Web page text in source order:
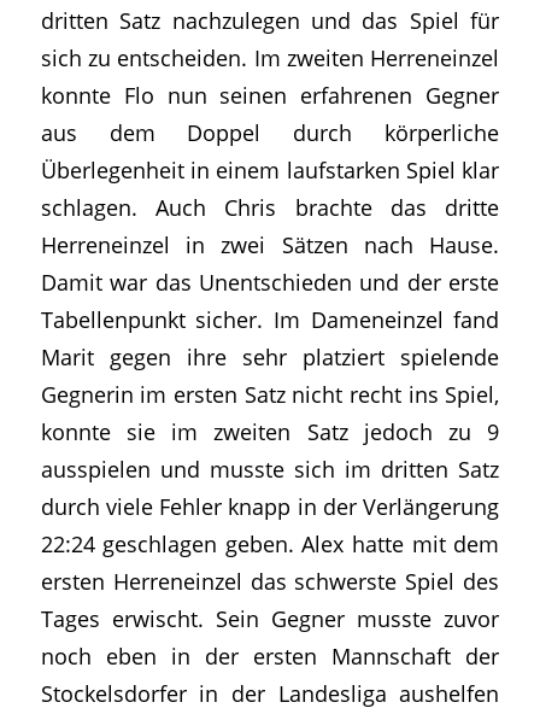
dritten Satz nachzulegen und das Spiel für
sich zu entscheiden. Im zweiten Herreneinzel
konnte Flo nun seinen erfahrenen Gegner
aus dem Doppel durch körperliche
Überlegenheit in einem laufstarken Spiel klar
schlagen. Auch Chris brachte das dritte
Herreneinzel in zwei Sätzen nach Hause.
Damit war das Unentschieden und der erste
Tabellenpunkt sicher. Im Dameneinzel fand
Marit gegen ihre sehr platziert spielende
Gegnerin im ersten Satz nicht recht ins Spiel,
konnte sie im zweiten Satz jedoch zu 9
ausspielen und musste sich im dritten Satz
durch viele Fehler knapp in der Verlängerung
22:24 geschlagen geben. Alex hatte mit dem
ersten Herreneinzel das schwerste Spiel des
Tages erwischt. Sein Gegner musste zuvor
noch eben in der ersten Mannschaft der
Stockelsdorfer in der Landesliga aushelfen